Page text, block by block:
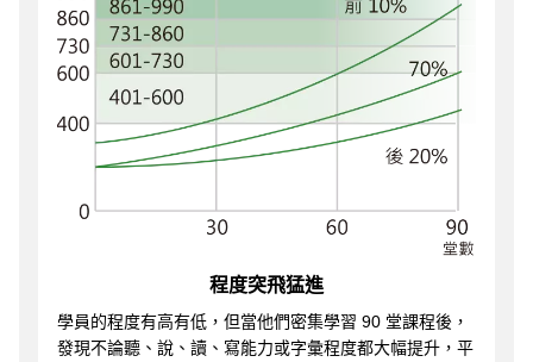
程度突飛猛進
學員的程度有高有低，但當他們密集學習 90 堂課程後，
發現不論聽、說、讀、寫能力或字彙程度都大幅提升，平